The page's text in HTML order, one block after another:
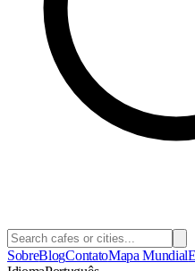
SobreBlogContatoMapa Mundial